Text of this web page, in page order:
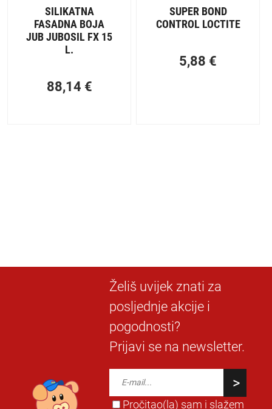
SILIKATNA
FASADNA BOJA
JUB JUBOSIL FX 15
L.
88,14 €
SUPER BOND
CONTROL LOCTITE
5,88 €
Želiš uvijek znati za
posljednje akcije i
pogodnosti?
Prijavi se na newsletter.
Pročitao(la) sam i slažem